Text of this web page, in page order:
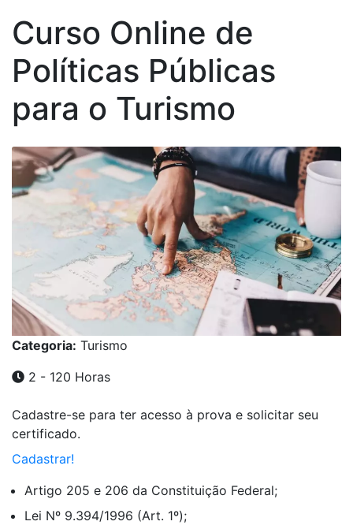
Curso Online de
Políticas Públicas
para o Turismo
Categoria: Turismo
2 - 120 Horas
Cadastre-se para ter acesso à prova e solicitar seu
certificado.
Cadastrar!
Artigo 205 e 206 da Constituição Federal;
Lei Nº 9.394/1996 (Art. 1º);